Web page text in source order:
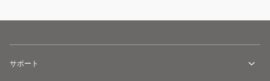
サポート